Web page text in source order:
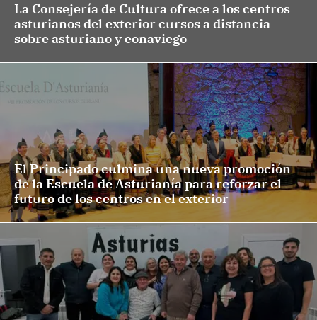
La Consejería de Cultura ofrece a los centros
asturianos del exterior cursos a distancia
sobre asturiano y eonaviego
El Principado culmina una nueva promoción
de la Escuela de Asturianía para reforzar el
futuro de los centros en el exterior